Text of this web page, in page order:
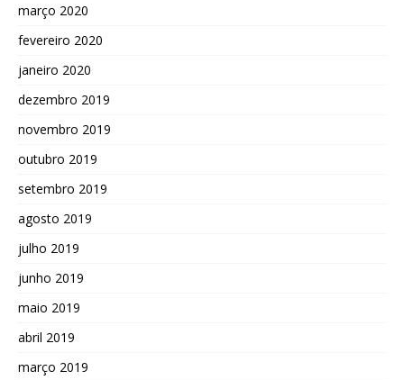
março 2020
fevereiro 2020
janeiro 2020
dezembro 2019
novembro 2019
outubro 2019
setembro 2019
agosto 2019
julho 2019
junho 2019
maio 2019
abril 2019
março 2019